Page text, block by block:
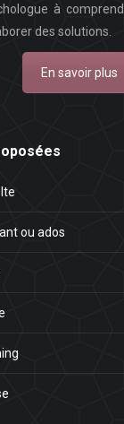
à
des solutions.
En savoir plus
ou ados